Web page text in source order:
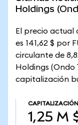
Holdings
El precio actual
es 141,62 $ por
circulante de
Holdings (Ondo
capitalización
1,25 M